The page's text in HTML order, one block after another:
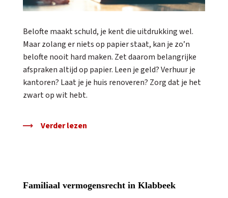
Belofte maakt schuld, je kent die uitdrukking wel.
Maar zolang er niets op papier staat, kan je zo’n
belofte nooit hard maken. Zet daarom belangrijke
afspraken altijd op papier. Leen je geld? Verhuur je
kantoren? Laat je je huis renoveren? Zorg dat je het
zwart op wit hebt.
Verder lezen
Familiaal vermogensrecht in Klabbeek